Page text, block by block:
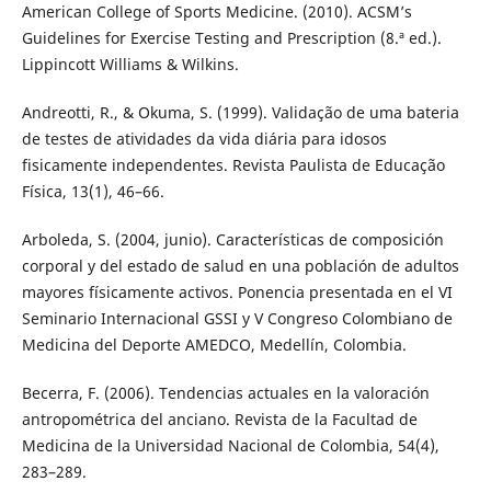
American College of Sports Medicine. (2010). ACSM’s
Guidelines for Exercise Testing and Prescription (8.ª ed.).
Lippincott Williams & Wilkins.
Andreotti, R., & Okuma, S. (1999). Validação de uma bateria
de testes de atividades da vida diária para idosos
fisicamente independentes. Revista Paulista de Educação
Física, 13(1), 46–66.
Arboleda, S. (2004, junio). Características de composición
corporal y del estado de salud en una población de adultos
mayores físicamente activos. Ponencia presentada en el VI
Seminario Internacional GSSI y V Congreso Colombiano de
Medicina del Deporte AMEDCO, Medellín, Colombia.
Becerra, F. (2006). Tendencias actuales en la valoración
antropométrica del anciano. Revista de la Facultad de
Medicina de la Universidad Nacional de Colombia, 54(4),
283–289.